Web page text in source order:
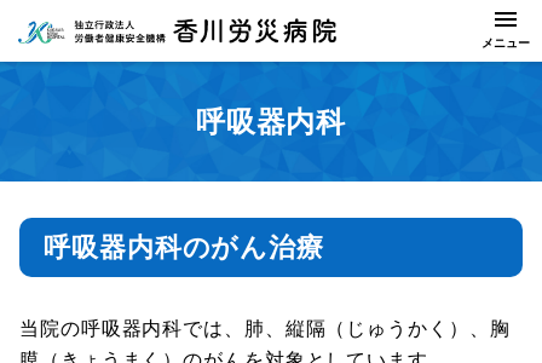
呼吸器内科
呼吸器内科のがん治療
当院の呼吸器内科では、肺、縦隔（じゅうかく）、胸